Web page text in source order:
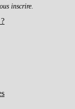
inscrire.